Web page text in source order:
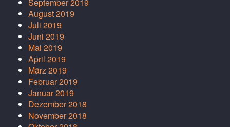
September 2019
August 2019
Juli 2019
Juni 2019
Mai 2019
April 2019
März 2019
Februar 2019
Januar 2019
Dezember 2018
November 2018